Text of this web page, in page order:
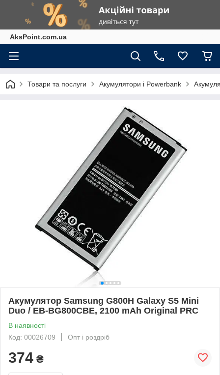
AksPoint.com.ua
Товари та послуги Акумулятори і Powerbank
Акумулятор Samsung G800H Galaxy S5 Mini
Duo / EB-BG800CBE, 2100 mAh Original PRC
В наявності
Код: 00026709
Опт і роздріб
374 ₴